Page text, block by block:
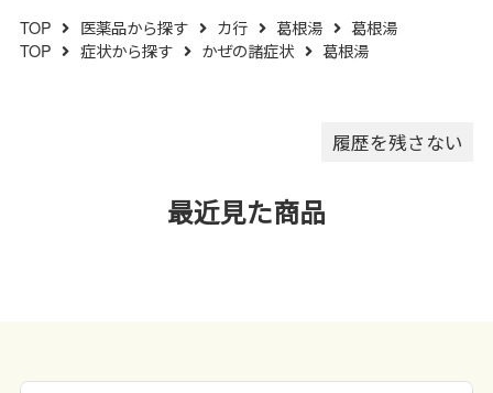
(５)水分が錠剤につきますと､変
色または色むらを生じることが
TOP 医薬品から探す カ行 葛根湯
葛根湯
TOP
症状から探す かぜの諸症状 葛根湯
履歴を残さない
最近見た商品